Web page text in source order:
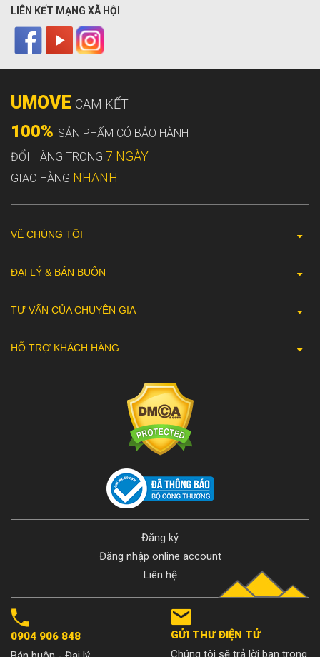
LIÊN KẾT MẠNG XÃ HỘI
UMOVE CAM KẾT
100% SẢN PHẨM CÓ BẢO HÀNH
ĐỔI HÀNG TRONG 7 NGÀY
GIAO HÀNG NHANH
VỀ CHÚNG TÔI
ĐẠI LÝ & BÁN BUÔN
TƯ VẤN CỦA CHUYÊN GIA
HỖ TRỢ KHÁCH HÀNG
Đăng ký
Đăng nhập online account
Liên hệ
0904 906 848
GỬI THƯ ĐIỆN TỬ
Chúng tôi sẽ trả lời bạn trong